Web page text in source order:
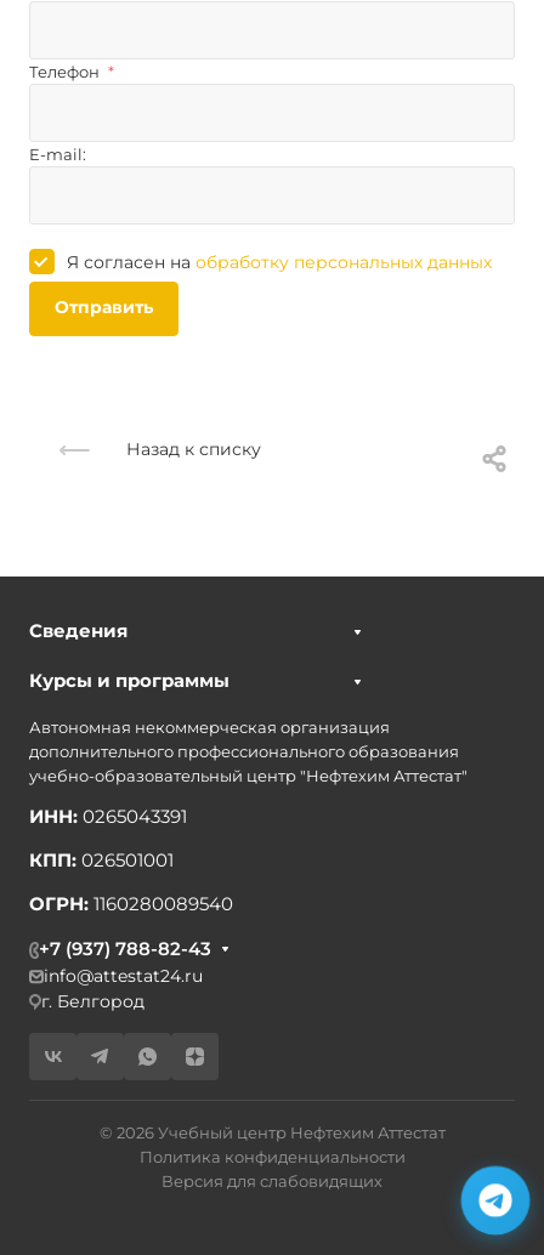
Телефон *
E-mail:
Я согласен на обработку персональных данных
Отправить
Назад к списку
Сведения
Курсы и программы
Автономная некоммерческая организация
дополнительного профессионального образования
учебно-образовательный центр "Нефтехим Аттестат"
ИНН: 0265043391
КПП: 026501001
ОГРН: 1160280089540
+7 (937) 788-82-43
info@attestat24.ru
г. Белгород
© 2026 Учебный центр Нефтехим Аттестат
Политика конфиденциальности
Версия для слабовидящих